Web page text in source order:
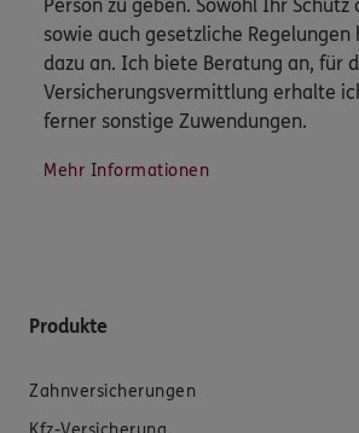
Person zu geben. Sowohl Ihr Schutz
sowie auch gesetzliche
dazu an. Ich biete Beratung an, für
Versicherungsvermittlung erhalte
ferner sonstige Zuwendungen.
Mehr Informationen
Produkte
Zahnversicherungen